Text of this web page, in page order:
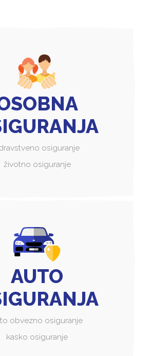
osiguranje
životno osiguranje
AUTO
obvezno osiguranje
kasko osiguranje